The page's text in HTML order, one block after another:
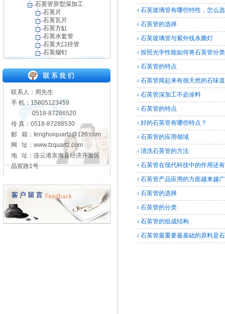
石英管异型深加工
石英片
石英瓦片
石英方缸
石英水套管
石英大口径管
石英烟钉
联系人：周先生
手 机：15805123459
0518-87286520
传 真：0518-87288530
邮 箱：tenghuiquartz@126.com
网 址：www.fzquartz.com
地 址：连云港东海县经济开发区
晶宸路1号
4 石英玻璃管有哪些特性，怎么
4 石英管的选择
4 石英玻璃管与紫外线杀菌灯
4 按照光学性能如何将石英管分类
4 石英管的特点
4 石英管闻起来有很天然的石味道
4 石英管深加工不必涂料
4 石英管的特点
4 好的石英管有哪些特点？
4 石英管的应用领域
4 清洗石英管的方法
4 石英管在现代科技中的作用还
4 石英管产品应用的方面越来越广
4 石英管的选择
4 石英管的分类
4 石英管的组成结构
4 石英管最重要最基础的原料是